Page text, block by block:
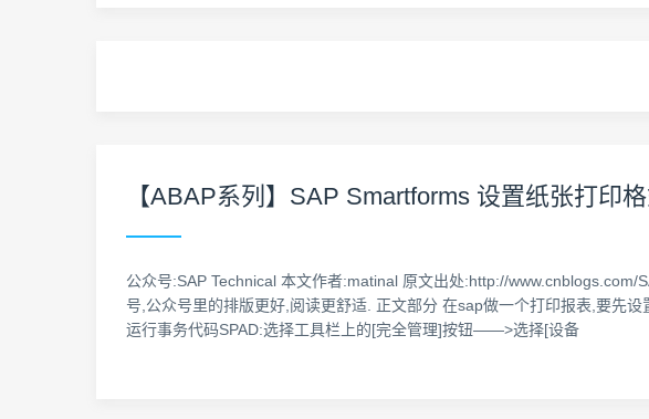
【ABAP系列】SAP Smartforms 设置纸张打印
公众号:SAP Technical 本文作者:matinal 原文出处:http://
号,公众号里的排版更好,阅读更舒适. 正文部分 在sap做一个打印报表,要先
运行事务代码SPAD:选择工具栏上的[完全管理]按钮——>选择[设备